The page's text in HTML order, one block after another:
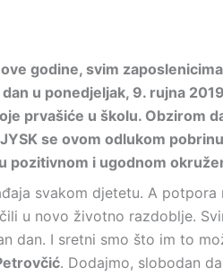
godine, svim
u ponedjeljak, 9. rujna
prvašiće u školu. Obzirom
se ovom odlukom
pozitivnom i ugodnom
svakom djetetu. A
u novo životno razdoblje.
dan. I sretni smo što im to
. Dodajmo, slobodan